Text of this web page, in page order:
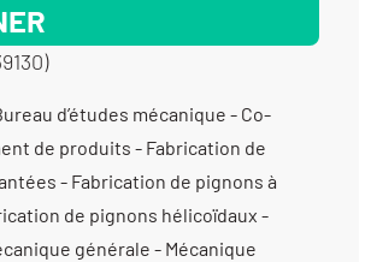
d’études mécanique - Co-
de produits - Fabrication de
- Fabrication de pignons à
de pignons hélicoïdaux -
générale - Mécanique